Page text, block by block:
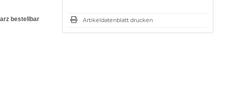
bestellbar
Artikeldatenblatt drucken